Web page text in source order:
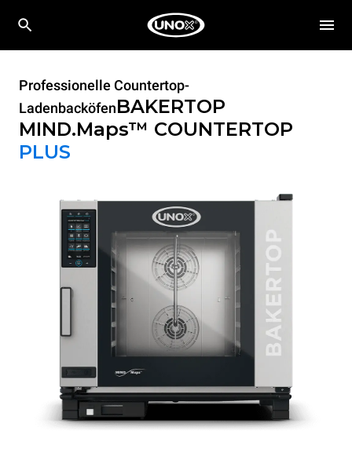
Professionelle Countertop-
LadenbacköfenBAKERTOP
MIND.Maps™ COUNTERTOP
PLUS